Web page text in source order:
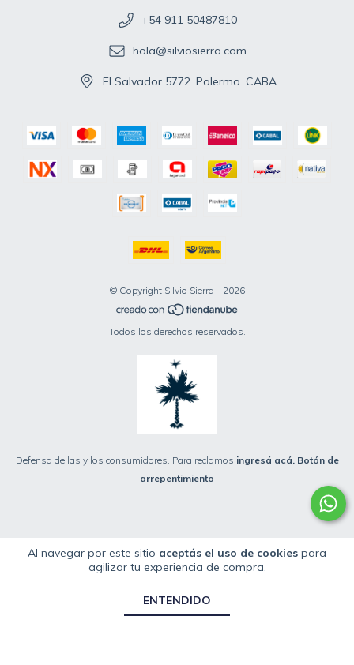
Al navegar por este sitio aceptás el uso de cookies para
agilizar tu experiencia de compra.
ENTENDIDO
+54 911 50487810
hola@silviosierra.com
El Salvador 5772. Palermo. CABA
© Copyright Silvio Sierra - 2026
Todos los derechos reservados.
Defensa de las y los consumidores. Para reclamos ingresá acá. Botón de
arrepentimiento